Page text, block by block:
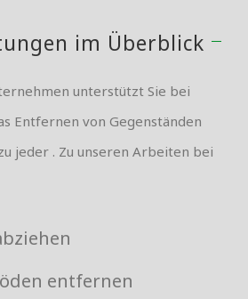
im Überblick
unterstützt Sie bei
Entfernen von Gegenständen
jeder . Zu unseren Arbeiten bei
entfernen